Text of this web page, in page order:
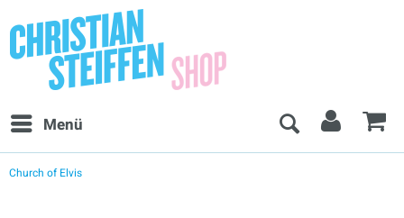
Menü
Church of Elvis